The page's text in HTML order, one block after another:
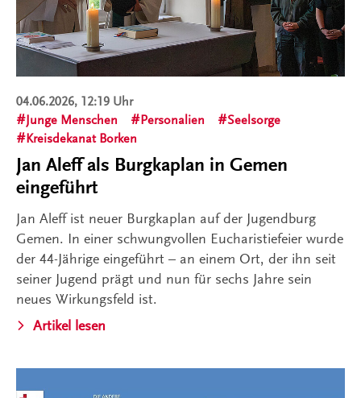
04.06.2026, 12:19 Uhr
Junge Menschen
Personalien
Seelsorge
Kreisdekanat Borken
Jan Aleff als Burgkaplan in Gemen
eingeführt
Jan Aleff ist neuer Burgkaplan auf der Jugendburg
Gemen. In einer schwungvollen Eucharistiefeier wurde
der 44-Jährige eingeführt – an einem Ort, der ihn seit
seiner Jugend prägt und nun für sechs Jahre sein
neues Wirkungsfeld ist.
Artikel lesen